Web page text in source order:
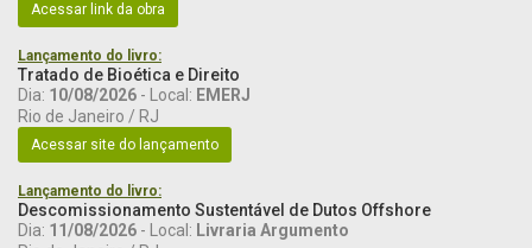
Acessar link da obra
Lançamento do livro:
Tratado de Bioética e Direito
Dia: 10/08/2026 - Local: EMERJ
Rio de Janeiro / RJ
Acessar site do lançamento
Lançamento do livro:
Descomissionamento Sustentável de Dutos Offshore
Dia: 11/08/2026 - Local: Livraria Argumento